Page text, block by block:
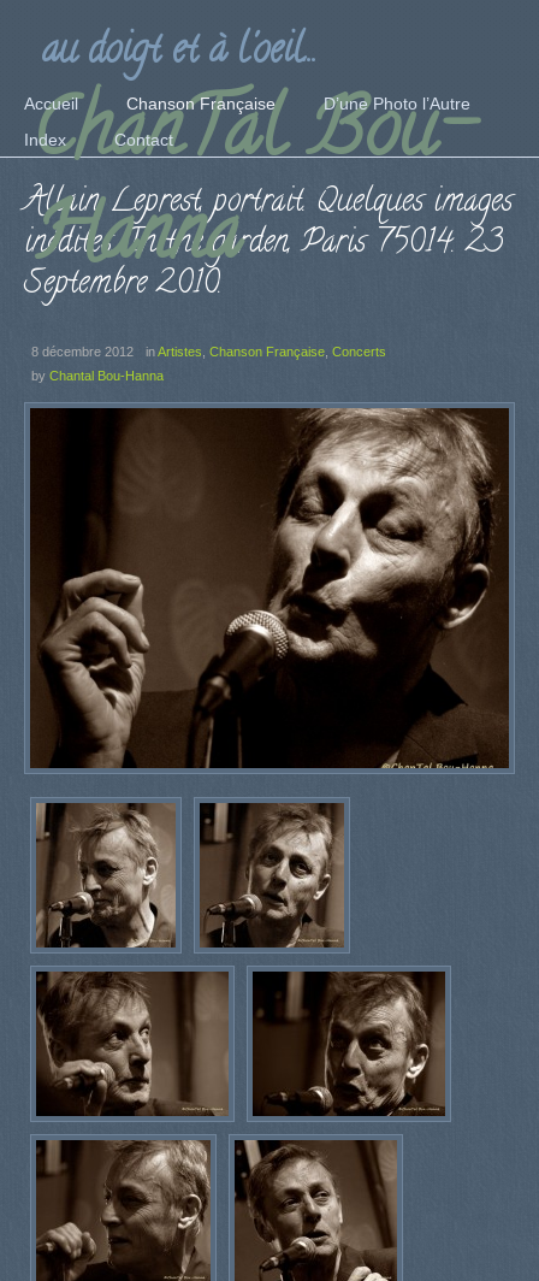
ChanTal Bou-
Hanna
au doigt et à l'oeil...
Accueil Chanson Française
D’une Photo l’Autre
Index
Contact
Allain Leprest, portrait. Quelques images
inédites. In the garden, Paris 75014. 23
Septembre 2010.
8 décembre 2012 inArtistes, Chanson Française, Concerts
by Chantal Bou-Hanna